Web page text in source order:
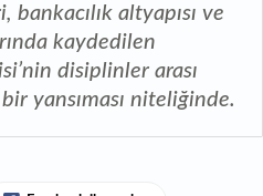
altyapısı ve
kaydedilen
disiplinler arası
yansıması niteliğinde.